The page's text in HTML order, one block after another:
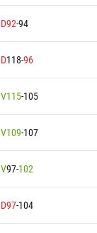
D92-94
D118-96
V115-105
V109-107
V97-102
D97-104